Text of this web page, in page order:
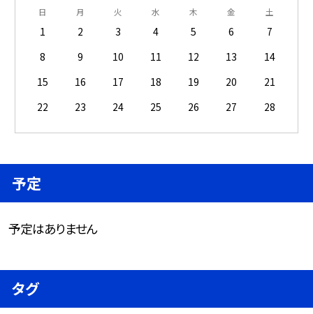
日 月 火 水 木 金 土
1 2 3 4 5 6
7
8
9 10 11 12 13
14
15
16 17 18 19 20
21
22
23 24 25 26 27 28
予定
予定はありません
タグ